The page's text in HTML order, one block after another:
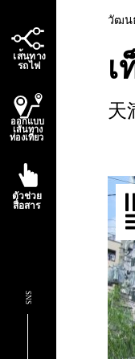
เส้นทาง
รถไฟ
ออกแบบ
เส้นทาง
ท่องเที่ยว
ตัวช่วย
สื่อสาร
SNS
วัฒน
天